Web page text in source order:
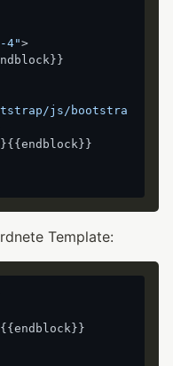
4">
js/bootstra
Template: